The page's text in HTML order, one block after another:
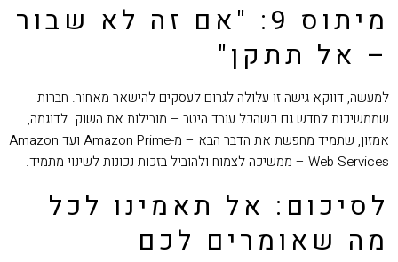
מיתוס 9: "אם זה לא שבור
– אל תתקן"
למעשה, דווקא גישה זו עלולה לגרום לעסקים להישאר מאחור. חברות
שממשיכות לחדש גם כשהכל עובד היטב – מובילות את השוק. לדוגמה,
אמזון, שתמיד מחפשת את הדבר הבא – מ-Amazon Prime ועד Amazon
Web Services – ממשיכה לצמוח ולהוביל בזכות נכונות לשינוי מתמיד.
לסיכום: אל תאמינו לכל
מה שאומרים לכם